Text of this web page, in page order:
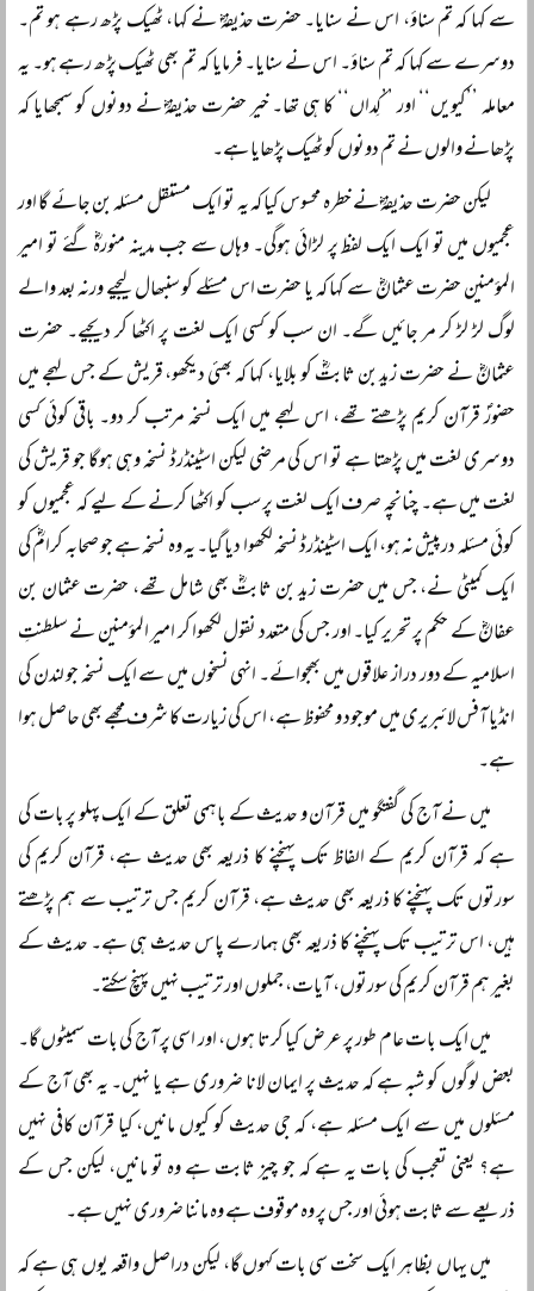
سے کہا کہ تم سناؤ، اس نے سنایا۔ حضرت حذیفہؓ نے کہا، ٹھیک پڑھ رہے ہو تم۔
دوسرے سے کہا کہ تم سناؤ۔ اس نے سنایا۔ فرمایا کہ تم بھی ٹھیک پڑھ رہے ہو۔ یہ
معاملہ ’’کیویں‘‘ اور ’’کِداں‘‘ کا ہی تھا۔ خیر حضرت حذیفہؓ نے دونوں کو سمجھایا کہ
پڑھانے والوں نے تم دونوں کو ٹھیک پڑھایا ہے۔
لیکن حضرت حذیفہؓ نے خطرہ محسوس کیا کہ یہ تو ایک مستقل مسئلہ بن جائے گا اور
عجمیوں میں تو ایک ایک لفظ پر لڑائی ہوگی۔ وہاں سے جب مدینہ منورہؓ گئے تو امیر
المؤمنین حضرت عثمانؓ سے کہا کہ یا حضرت اس مسئلے کو سنبھال لیجیے ورنہ بعد والے
لوگ لڑ لڑ کر مر جائیں گے۔ ان سب کو کسی ایک لغت پر اکٹھا کر دیجیے۔ حضرت
عثمانؓ نے حضرت زید بن ثابتؓ کو بلایا، کہا کہ بھئی دیکھو، قریش کے جس لہجے میں
حضورؐ قرآن کریم پڑھتے تھے، اس لہجے میں ایک نسخہ مرتب کر دو۔ باقی کوئی کسی
دوسری لغت میں پڑھتا ہے تو اس کی مرضی لیکن اسٹینڈرڈ نسخہ وہی ہوگا جو قریش کی
لغت میں ہے۔ چنانچہ صرف ایک لغت پر سب کو اکٹھا کرنے کے لیے کہ عجمیوں کو
کوئی مسئلہ درپیش نہ ہو، ایک اسٹینڈرڈ نسخہ لکھوا دیا گیا۔ یہ وہ نسخہ ہے جو صحابہ کرامؓ کی
ایک کمیٹی نے، جس میں حضرت زید بن ثابتؓ بھی شامل تھے، حضرت عثمان بن
عفانؓ کے حکم پر تحریر کیا۔ اور جس کی متعدد نقول لکھوا کر امیر المؤمنین نے سلطنتِ
اسلامیہ کے دور دراز علاقوں میں بھجوائے۔ انہی نسخوں میں سے ایک نسخہ جو لندن کی
انڈیا آفس لائبریری میں موجود و محفوظ ہے، اس کی زیارت کا شرف مجھے بھی حاصل ہوا
ہے۔
میں نے آج کی گفتگو میں قرآن و حدیث کے باہمی تعلق کے ایک پہلو پر بات کی
ہے کہ قرآن کریم کے الفاظ تک پہنچنے کا ذریعہ بھی حدیث ہے، قرآن کریم کی
سورتوں تک پہنچنے کا ذریعہ بھی حدیث ہے، قرآن کریم جس ترتیب سے ہم پڑھتے
ہیں، اس ترتیب تک پہنچنے کا ذریعہ بھی ہمارے پاس حدیث ہی ہے۔ حدیث کے
بغیر ہم قرآن کریم کی سورتوں، آیات، جملوں اور ترتیب نہیں پہنچ سکتے۔
میں ایک بات عام طور پر عرض کیا کرتا ہوں، اور اسی پر آج کی بات سمیٹوں گا۔
بعض لوگوں کو شبہ ہے کہ حدیث پر ایمان لانا ضروری ہے یا نہیں۔ یہ بھی آج کے
مسئلوں میں سے ایک مسئلہ ہے، کہ جی حدیث کو کیوں مانیں، کیا قرآن کافی نہیں
ہے؟ یعنی تعجب کی بات یہ ہے کہ جو چیز ثابت ہے وہ تو مانیں، لیکن جس کے
ذریعے سے ثابت ہوئی اور جس پر وہ موقوف ہے وہ ماننا ضروری نہیں ہے۔
میں یہاں بظاہر ایک سخت سی بات کہوں گا، لیکن دراصل واقعہ یوں ہی ہے کہ